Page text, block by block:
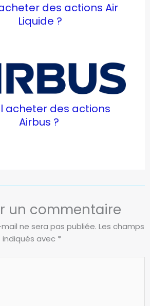
des actions Air
Liquide ?
acheter des actions
Airbus ?
un commentaire
ne sera pas publiée. Les champs
avec *